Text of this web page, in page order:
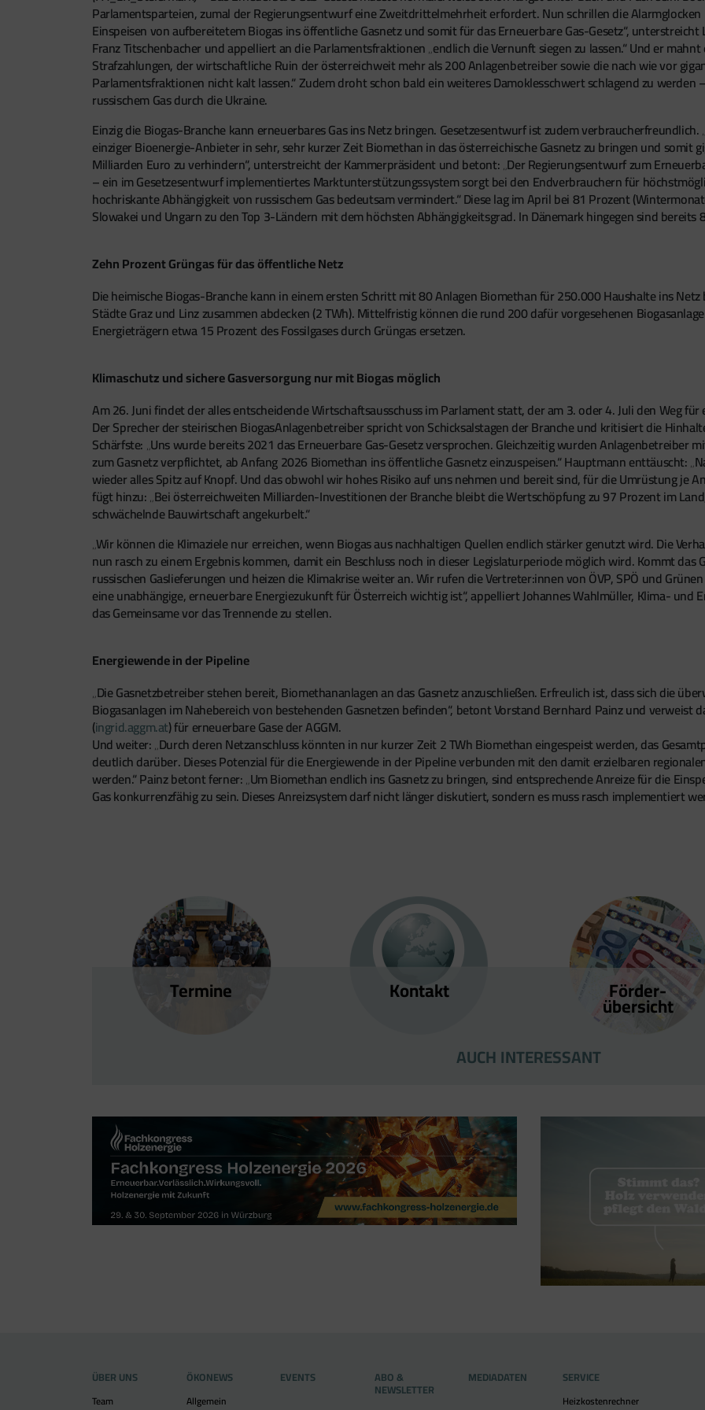
Parlamentsparteien, zumal der Regierungsentwurf eine Zweitdrittelmehrheit erfordert. Nun schrillen die
Einspeisen von aufbereitetem Biogas ins öffentliche Gasnetz und somit für das Erneuerbare Gas-Gesetz“,
Franz Titschenbacher und appelliert an die Parlamentsfraktionen „endlich die Vernunft siegen zu lassen.“ Und er
Strafzahlungen, der wirtschaftliche Ruin der österreichweit mehr als 200 Anlagenbetreiber sowie die nach wie vor
Parlamentsfraktionen nicht kalt lassen.“ Zudem droht schon bald ein weiteres Damoklesschwert schlagend zu
russischem Gas durch die Ukraine.
Einzig die Biogas-Branche kann erneuerbares Gas ins Netz bringen. Gesetzesentwurf ist zudem
einziger Bioenergie-Anbieter in sehr, sehr kurzer Zeit Biomethan in das österreichische Gasnetz zu bringen und somit
Milliarden Euro zu verhindern“, unterstreicht der Kammerpräsident und betont: „Der Regierungsentwurf zum
– ein im Gesetzesentwurf implementiertes Marktunterstützungssystem sorgt bei den Endverbrauchern für
hochriskante Abhängigkeit von russischem Gas bedeutsam vermindert.“ Diese lag im April bei 81 Prozent
Slowakei und Ungarn zu den Top 3-Ländern mit dem höchsten Abhängigkeitsgrad. In Dänemark hingegen sind
Zehn Prozent Grüngas für das öffentliche Netz
Die heimische Biogas-Branche kann in einem ersten Schritt mit 80 Anlagen Biomethan für 250.000 Haushalte ins
Städte Graz und Linz zusammen abdecken (2 TWh). Mittelfristig können die rund 200 dafür vorgesehenen
Energieträgern etwa 15 Prozent des Fossilgases durch Grüngas ersetzen.
Klimaschutz und sichere Gasversorgung nur mit Biogas möglich
Am 26. Juni findet der alles entscheidende Wirtschaftsausschuss im Parlament statt, der am 3. oder 4. Juli den Weg
Der Sprecher der steirischen BiogasAnlagenbetreiber spricht von Schicksalstagen der Branche und kritisiert die
Schärfste: „Uns wurde bereits 2021 das Erneuerbare Gas-Gesetz versprochen. Gleichzeitig wurden Anlagenbetreiber
zum Gasnetz verpflichtet, ab Anfang 2026 Biomethan ins öffentliche Gasnetz einzuspeisen.“ Hauptmann enttäuscht:
wieder alles Spitz auf Knopf. Und das obwohl wir hohes Risiko auf uns nehmen und bereit sind, für die Umrüstung je
fügt hinzu: „Bei österreichweiten Milliarden-Investitionen der Branche bleibt die Wertschöpfung zu 97 Prozent im
schwächelnde Bauwirtschaft angekurbelt.“
„Wir können die Klimaziele nur erreichen, wenn Biogas aus nachhaltigen Quellen endlich stärker genutzt wird. Die
nun rasch zu einem Ergebnis kommen, damit ein Beschluss noch in dieser Legislaturperiode möglich wird. Kommt
russischen Gaslieferungen und heizen die Klimakrise weiter an. Wir rufen die Vertreter:innen von ÖVP, SPÖ und
eine unabhängige, erneuerbare Energiezukunft für Österreich wichtig ist“, appelliert Johannes Wahlmüller, Klima- und
das Gemeinsame vor das Trennende zu stellen.
Energiewende in der Pipeline
„Die Gasnetzbetreiber stehen bereit, Biomethananlagen an das Gasnetz anzuschließen. Erfreulich ist, dass sich die
Biogasanlagen im Nahebereich von bestehenden Gasnetzen befinden“, betont Vorstand Bernhard Painz und verweist
(ingrid.aggm.at) für erneuerbare Gase der AGGM.
Und weiter: „Durch deren Netzanschluss könnten in nur kurzer Zeit 2 TWh Biomethan eingespeist werden, das
deutlich darüber. Dieses Potenzial für die Energiewende in der Pipeline verbunden mit den damit erzielbaren
werden.“ Painz betont ferner: „Um Biomethan endlich ins Gasnetz zu bringen, sind entsprechende Anreize für die
Gas konkurrenzfähig zu sein. Dieses Anreizsystem darf nicht länger diskutiert, sondern es muss rasch implementiert
Termine Kontakt Förder­
übersicht
AUCH INTERESSANT
ÜBER UNS
Team
ÖKONEWS
Allgemein
EVENTS ABO &
NEWSLETTER
MEDIADATEN SERVICE
Heizkostenrechner